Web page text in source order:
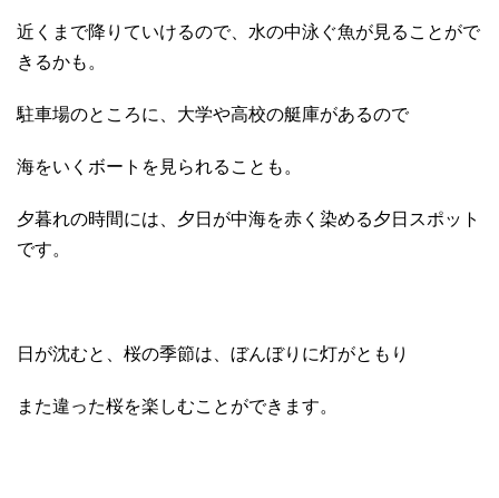
近くまで降りていけるので、水の中泳ぐ魚が見ることがで
きるかも。
駐車場のところに、大学や高校の艇庫があるので
海をいくボートを見られることも。
夕暮れの時間には、夕日が中海を赤く染める夕日スポット
です。
日が沈むと、桜の季節は、ぼんぼりに灯がともり
また違った桜を楽しむことができます。